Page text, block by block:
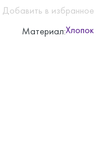
Добавить в избранное
Материал:Хлопок